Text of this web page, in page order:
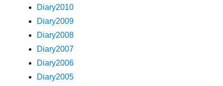
Diary2010
Diary2009
Diary2008
Diary2007
Diary2006
Diary2005